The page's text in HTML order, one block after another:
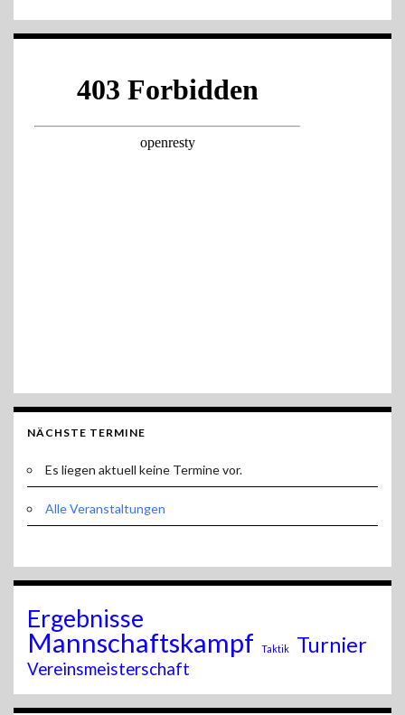
NÄCHSTE TERMINE
Es liegen aktuell keine Termine vor.
Alle Veranstaltungen
Ergebnisse
Mannschaftskampf Taktik Turnier
Vereinsmeisterschaft